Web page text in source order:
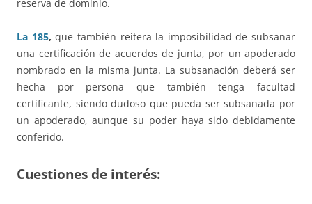
reserva de dominio.
La 185,que también reitera la imposibilidad de subsanar
una certificación de acuerdos de junta, por un apoderado
nombrado en la misma junta. La subsanación deberá ser
hecha por persona que también tenga facultad
certificante, siendo dudoso que pueda ser subsanada por
un apoderado, aunque su poder haya sido debidamente
conferido.
Cuestiones de interés: